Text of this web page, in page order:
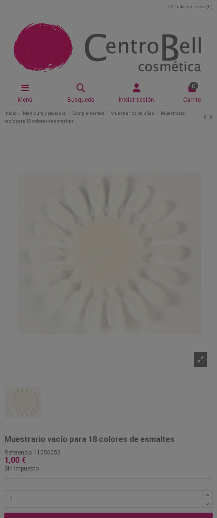
Lista de deseos (0 )
Menú Búsqueda Iniciar sesión
0
Carrito
Inicio Manicura y pedicura Complementos Muestrarios de uñas
Muestrario
vacío para 18 colores de esmaltes
Muestrario vacío para 18 colores de esmaltes
Referencia 11056053
1,00 €
Sin impuesto